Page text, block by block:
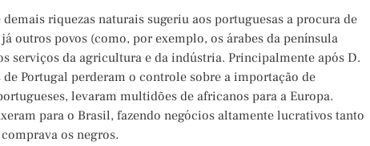
riquezas naturais sugeriu aos portuguesas a procura de
outros povos (como, por exemplo, os árabes da península
serviços da agricultura e da indústria. Principalmente após D.
Portugal perderam o controle sobre a importação de
levaram multidões de africanos para a Europa.
para o Brasil, fazendo negócios altamente lucrativos tanto
os negros.